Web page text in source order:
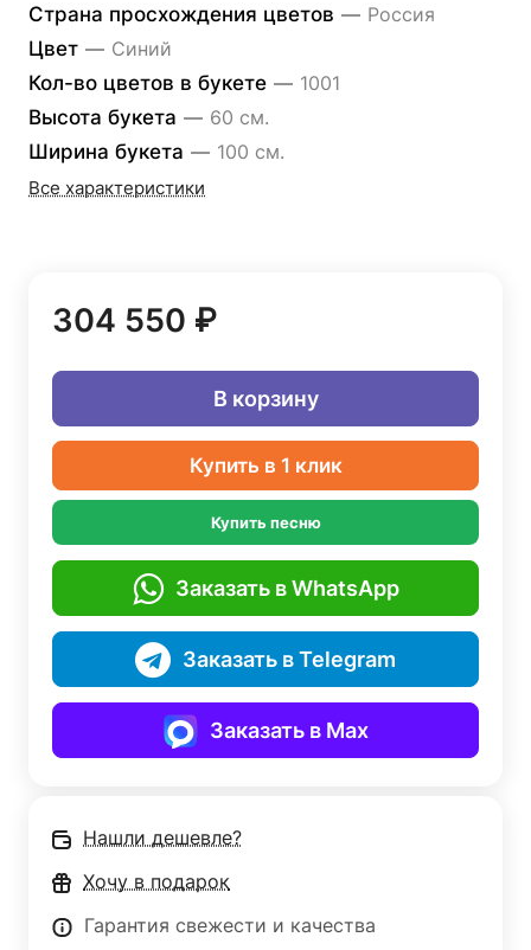
Страна просхождения цветов — Россия
Цвет — Синий
Кол-во цветов в букете — 1001
Высота букета — 60 см.
Ширина букета — 100 см.
Все характеристики
304 550 ₽
В корзину
Купить в 1 клик
Купить песню
Заказать в WhatsApp
Заказать в Telegram
Заказать в Max
Нашли дешевле?
Хочу в подарок
Гарантия свежести и качества